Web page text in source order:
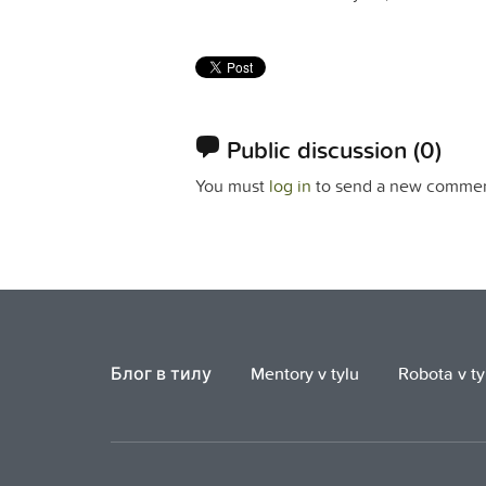
Public discussion (0)
You must log in to send a new
Блог в тилу Mentory v tylu Robota v